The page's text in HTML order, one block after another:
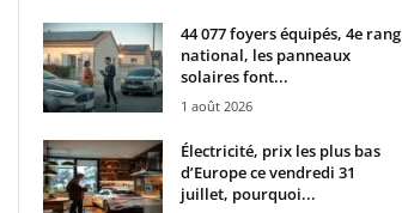
44 077 foyers équipés, 4e rang
national, les panneaux
solaires font...
1 août 2026
Électricité, prix les plus bas
d’Europe ce vendredi 31
juillet, pourquoi...